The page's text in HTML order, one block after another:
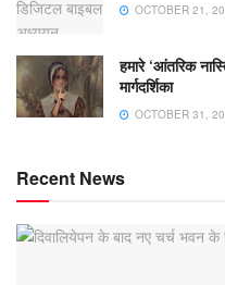
OCTOBER 21,
हमारे ‘आंतरिक
मार्गदर्शिका
OCTOBER 31,
Recent News